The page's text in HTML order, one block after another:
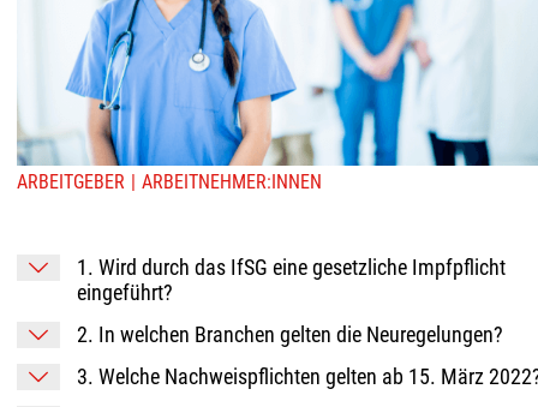
ARBEITGEBER ARBEITNEHMER:INNEN
1. Wird durch das IfSG eine gesetzliche Impfpflicht
eingeführt?
2. In welchen Branchen gelten die Neuregelungen?
3. Welche Nachweispflichten gelten ab 15. März